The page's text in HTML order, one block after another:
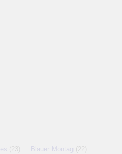
(23) Blauer Montag (22)